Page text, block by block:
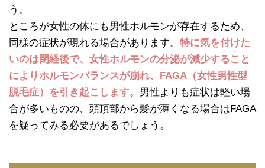
う。
ところが女性の体にも男性ホルモンが存在するため、
同様の症状が現れる場合があります。 特に気を付けた
いのは閉経後で、女性ホルモンの分泌が減少すること
によりホルモンバランスが崩れ、FAGA（女性男性型
脱毛症）を引き起こします。男性よりも症状は軽い場
合が多いものの、頭頂部から髪が薄くなる場合はFAGA
を疑ってみる必要があるでしょう。